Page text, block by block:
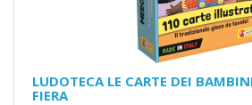
LUDOTECA LE CARTE DEI
FIERA